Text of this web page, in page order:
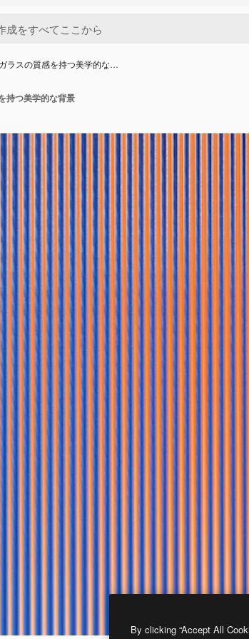
ラスの質感を持つ美学的な…
持つ美学的な背景
By clicking “Accept All